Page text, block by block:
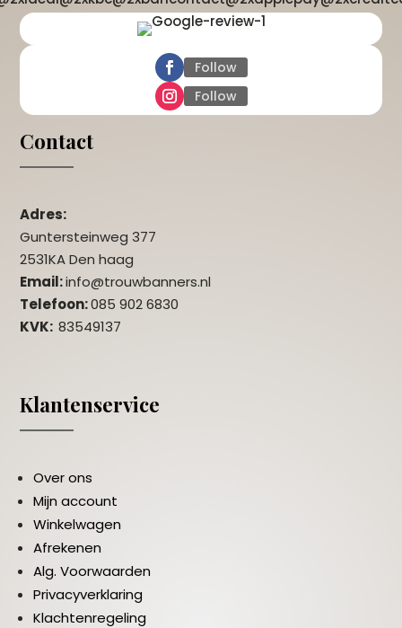
Follow
Follow
Contact
Adres:
Guntersteinweg 377
2531KA Den haag
Email:info@trouwbanners.nl
Telefoon:085 902 6830
KVK:83549137
Klantenservice
Over ons
Mijn account
Winkelwagen
Afrekenen
Alg. Voorwaarden
Privacyverklaring
Klachtenregeling